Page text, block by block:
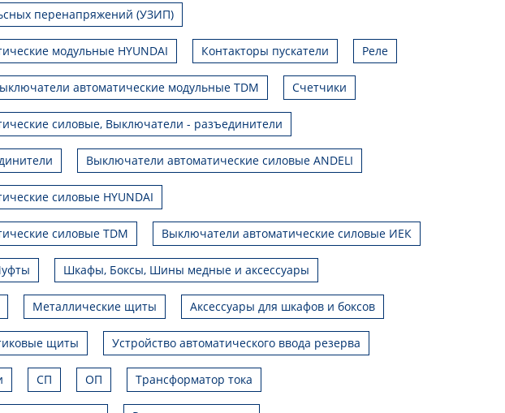
перенапряжений (УЗИП)
модульные HYUNDAI Контакторы пускатели Реле
автоматические модульные TDM Счетчики
силовые, Выключатели - разъединители
Выключатели автоматические силовые ANDELI
силовые HYUNDAI
силовые TDM Выключатели автоматические силовые ИЕК
Шкафы, Боксы, Шины медные и аксессуары
Металлические щиты Аксессуары для шкафов и боксов
щиты Устройство автоматического ввода резерва
СП ОП Трансформатор тока